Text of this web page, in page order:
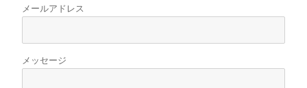
メールアドレス
メッセージ